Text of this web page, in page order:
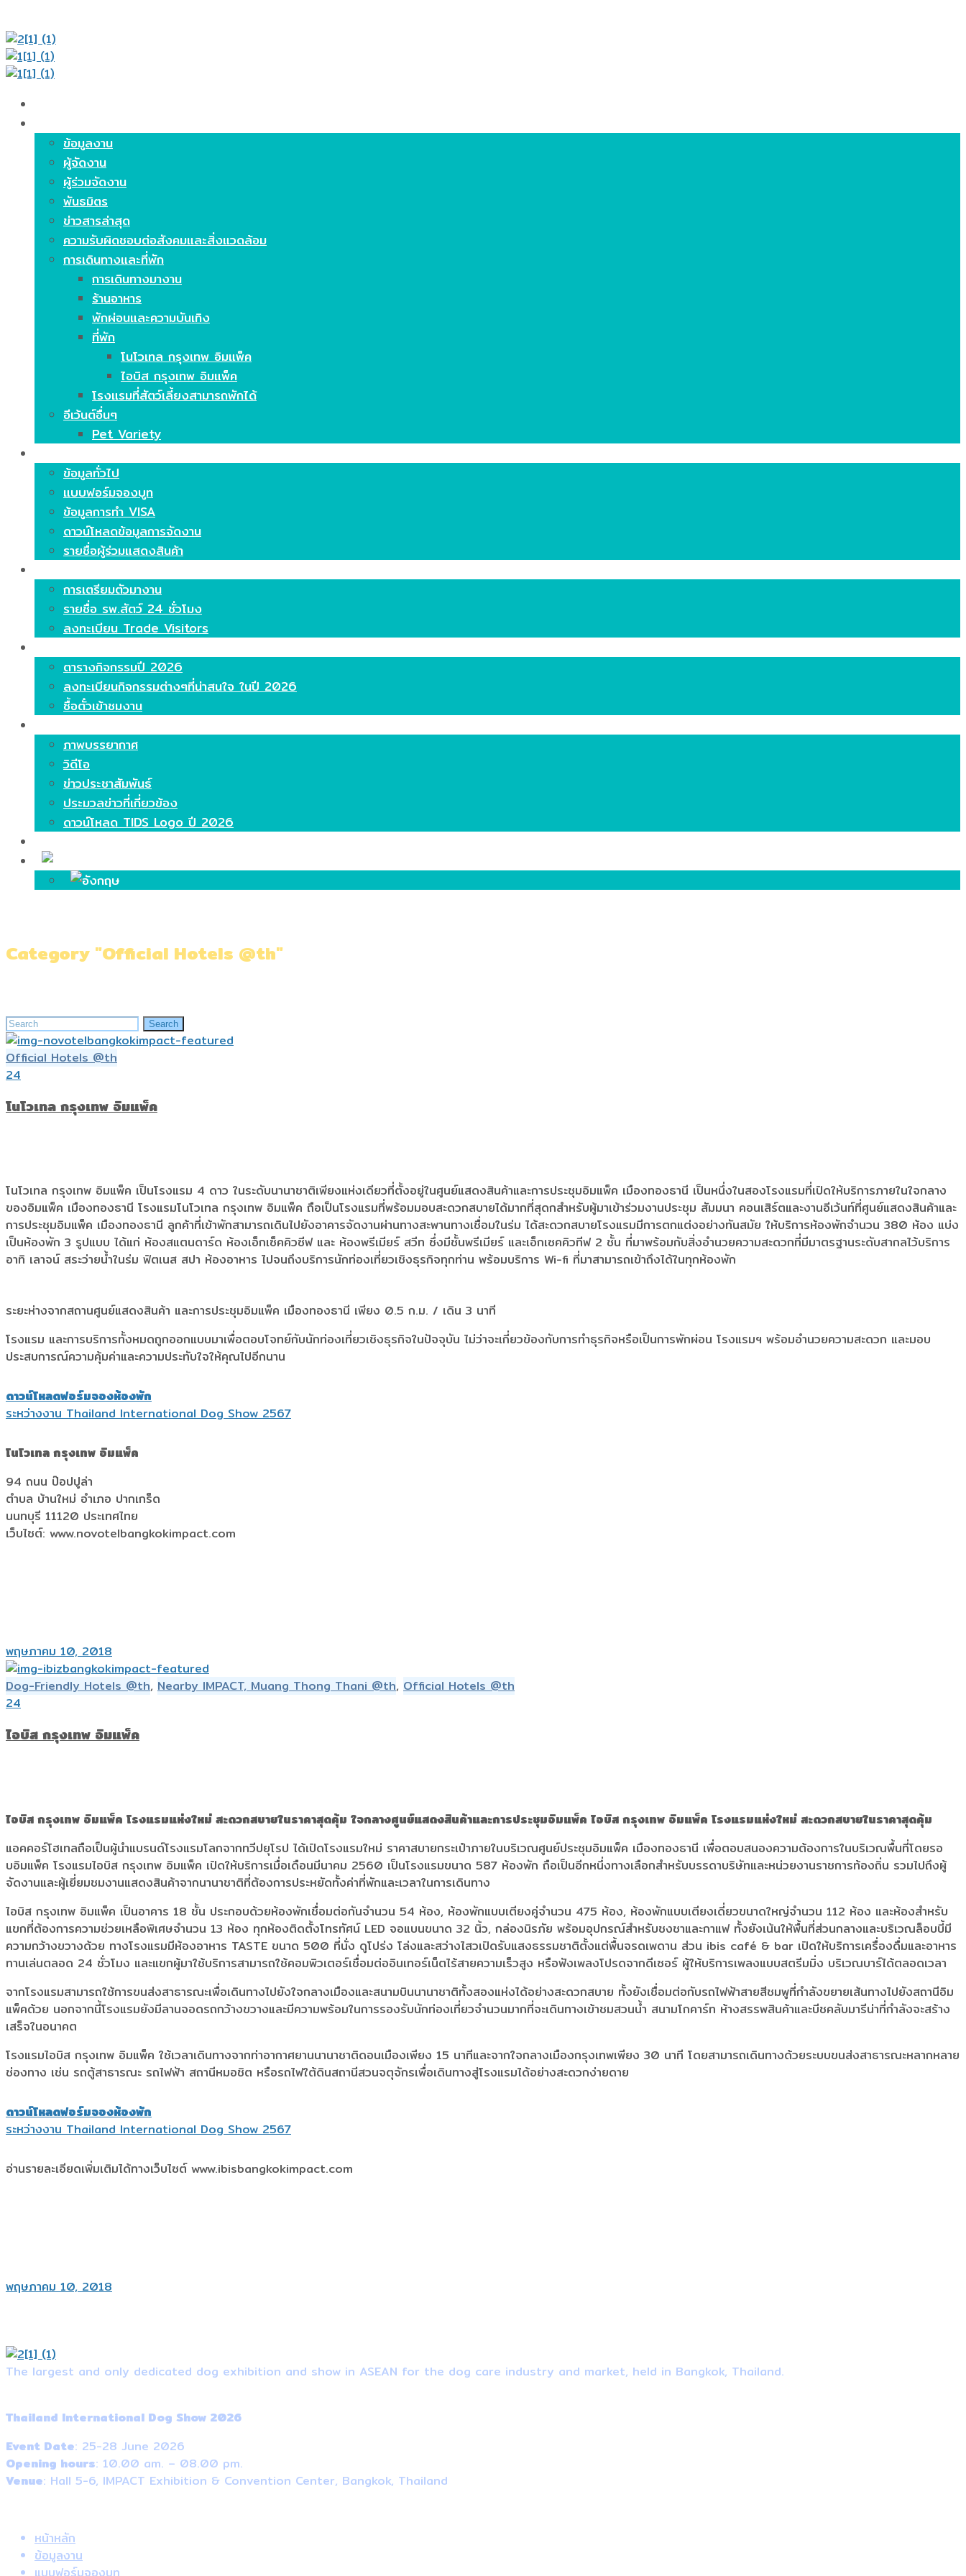
ข้อมูลงาน
ผู้จัดงาน
ผู้ร่วมจัดงาน
พันธมิตร
ข่าวสารล่าสุด
ความรับผิดชอบต่อสังคมและสิ่งแวดล้อม
การเดินทางและที่พัก
การเดินทางมางาน
ร้านอาหาร
พักผ่อนและความบันเทิง
ที่พัก
โนโวเทล กรุงเทพ อิมแพ็ค
ไอบิส กรุงเทพ อิมแพ็ค
โรงแรมที่สัตว์เลี้ยงสามารถพักได้
อีเว้นต์อื่นๆ
Pet Variety
ข้อมูลทั่วไป
แบบฟอร์มจองบูท
ข้อมูลการทำ VISA
ดาวน์โหลดข้อมูลการจัดงาน
รายชื่อผู้ร่วมแสดงสินค้า
การเตรียมตัวมางาน
รายชื่อ รพ.สัตว์ 24 ชั่วโมง
ลงทะเบียน Trade Visitors
ตารางกิจกรรมปี 2026
ลงทะเบียนกิจกรรมต่างๆที่น่าสนใจ ในปี 2026
ซื้อตั๋วเข้าชมงาน
ภาพบรรยากาศ
วิดีโอ
ข่าวประชาสัมพันธ์
ประมวลข่าวที่เกี่ยวข้อง
ดาวน์โหลด TIDS Logo ปี 2026
Category "Official Hotels @th"
Search
for:
Search
Official Hotels @th
24
โนโวเทล กรุงเทพ อิมแพ็ค
โนโวเทล กรุงเทพ อิมแพ็ค เป็นโรงแรม 4 ดาว ในระดับนานาชาติเพียงแห่งเดียวที่ตั้งอยู่ในศูนย์แสดงสินค้าและการประชุมอิมแพ็ค เมืองทองธานี เป็นหนึ่งในสองโรงแรมที่เปิดให้บริการภายในใจกลาง
ของอิมแพ็ค เมืองทองธานี โรงแรมโนโวเทล กรุงเทพ อิมแพ็ค ถือเป็นโรงแรมที่พร้อมมอบสะดวกสบายได้มากที่สุดกสำหรับผู้มาเข้าร่วมงานประชุม สัมมนา คอนเสิร์ตและงานอีเว้นท์ที่ศูนย์แสดงสินค้าและ
การประชุมอิมแพ็ค เมืองทองธานี ลูกค้าที่เข้าพักสามารถเดินไปยังอาคารจัดงานผ่านทางสะพานทางเชื่อมในร่ม ได้สะดวกสบายโรงแรมมีการตกแต่งอย่างทันสมัย ให้บริการห้องพักจำนวน 380 ห้อง แบ่ง
เป็นห้องพัก 3 รูปแบบ ได้แก่ ห้องสแตนดาร์ด ห้องเอ็กเซ็คคิวซีฟ และ ห้องพรีเมียร์ สวีท ซึ่งมีชั้นพรีเมียร์ และเอ็กเซคคิวทีฟ 2 ชั้น ที่มาพร้อมกับสิ่งอำนวยความสะดวกที่มีมาตรฐานระดับสากลไว้บริการ
อาทิ เลาจน์ สระว่ายน้ำในร่ม ฟิตเนส สปา ห้องอาหาร ไปจนถึงบริการนักท่องเที่ยวเชิงธุรกิจทุกท่าน พร้อมบริการ Wi-fi ที่มาสามารถเข้าถึงได้ในทุกห้องพัก
ระยะห่างจากสถานศูนย์แสดงสินค้า และการประชุมอิมแพ็ค เมืองทองธานี เพียง 0.5 ก.ม. / เดิน 3 นาที
โรงแรม และการบริการทั้งหมดถูกออกแบบมาเพื่อตอบโจทย์กับนักท่องเที่ยวเชิงธุรกิจในปัจจุบัน ไม่ว่าจะเกี่ยวข้องกับการทำธุรกิจหรือเป็นการพักผ่อน โรงแรมฯ พร้อมอำนวยความสะดวก และมอบ
ประสบการณ์ความคุ้มค่าและความประทับใจให้คุณไปอีกนาน
ดาวน์โหลดฟอร์มจองห้องพัก
ระหว่างงาน Thailand International Dog Show 2567
โนโวเทล กรุงเทพ อิมแพ็ค
94 ถนน ป๊อปปูล่า
ตำบล บ้านใหม่ อำเภอ ปากเกร็ด
นนทบุรี 11120 ประเทศไทย
เว็บไซต์: www.novotelbangkokimpact.com
พฤษภาคม 10, 2018
Dog-Friendly Hotels @th, Nearby IMPACT, Muang Thong Thani @th, Official Hotels @th
24
ไอบิส กรุงเทพ อิมแพ็ค
ไอบิส กรุงเทพ อิมแพ็ค โรงแรมแห่งใหม่ สะดวกสบายในราคาสุดคุ้ม ใจกลางศูนย์แสดงสินค้าและการประชุมอิมแพ็ค ไอบิส กรุงเทพ อิมแพ็ค โรงแรมแห่งใหม่ สะดวกสบายในราคาสุดคุ้ม
แอคคอร์โฮเทลถือเป็นผู้นำแบรนด์โรงแรมโลกจากทวีปยุโรป ได้เปิดโรงแรมใหม่ ราคาสบายกระเป๋าภายในบริเวณศูนย์ประชุมอิมแพ็ค เมืองทองธานี เพื่อตอบสนองความต้องการในบริเวณพื้นที่โดยรอ
บอิมแพ็ค โรงแรมไอบิส กรุงเทพ อิมแพ็ค เปิดให้บริการเมื่อเดือนมีนาคม 2560 เป็นโรงแรมขนาด 587 ห้องพัก ถือเป็นอีกหนึ่งทางเลือกสำหรับบรรดาบริษัทและหน่วยงานราชการท้องถิ่น รวมไปถึงผู้
จัดงานและผู้เยี่ยมชมงานแสดงสินค้าจากนานาชาติที่ต้องการประหยัดทั้งค่าที่พักและเวลาในการเดินทาง
ไอบิส กรุงเทพ อิมแพ็ค เป็นอาคาร 18 ชั้น ประกอบด้วยห้องพักเชื่อมต่อกันจำนวน 54 ห้อง, ห้องพักแบบเตียงคู่จำนวน 475 ห้อง, ห้องพักแบบเตียงเดี่ยวขนาดใหญ่จำนวน 112 ห้อง และห้องสำหรับ
แขกที่ต้องการความช่วยเหลือพิเศษจำนวน 13 ห้อง ทุกห้องติดตั้งโทรทัศน์ LED จอแบนขนาด 32 นิ้ว, กล่องนิรภัย พร้อมอุปกรณ์สำหรับชงชาและกาแฟ ทั้งยังเน้นให้พื้นที่ส่วนกลางและบริเวณล็อบบี้มี
ความกว้างขวางด้วย ทางโรงแรมมีห้องอาหาร TASTE ขนาด 500 ที่นั่ง ดูโปร่ง โล่งและสว่างไสวเปิดรับแสงธรรมชาติตั้งแต่พื้นจรดเพดาน ส่วน ibis café & bar เปิดให้บริการเครื่องดื่มและอาหาร
ทานเล่นตลอด 24 ชั่วโมง และแขกผู้มาใช้บริการสามารถใช้คอมพิวเตอร์เชื่อมต่ออินเทอร์เน็ตไร้สายความเร็วสูง หรือฟังเพลงโปรดจากดีเซอร์ ผู้ให้บริการเพลงแบบสตรีมมิ่ง บริเวณบาร์ได้ตลอดเวลา
จากโรงแรมสามารถใช้การขนส่งสาธารณะเพื่อเดินทางไปยังใจกลางเมืองและสนามบินนานาชาติทั้งสองแห่งได้อย่างสะดวกสบาย ทั้งยังเชื่อมต่อกับรถไฟฟ้าสายสีชมพูที่กำลังขยายเส้นทางไปยังสถานีอิม
แพ็คด้วย นอกจากนี้โรงแรมยังมีลานจอดรถกว้างขวางและมีความพร้อมในการรองรับนักท่องเที่ยวจำนวนมากที่จะเดินทางเข้าชมสวนน้ำ สนามโกคาร์ท ห้างสรรพสินค้าและบีชคลับมารีน่าที่กำลังจะสร้าง
เสร็จในอนาคต
โรงแรมไอบิส กรุงเทพ อิมแพ็ค ใช้เวลาเดินทางจากท่าอากาศยานนานาชาติดอนเมืองเพียง 15 นาทีและจากใจกลางเมืองกรุงเทพเพียง 30 นาที โดยสามารถเดินทางด้วยระบบขนส่งสาธารณะหลากหลาย
ช่องทาง เช่น รถตู้สาธารณะ รถไฟฟ้า สถานีหมอชิต หรือรถไฟใต้ดินสถานีสวนจตุจักรเพื่อเดินทางสู่โรงแรมได้อย่างสะดวกง่ายดาย
ดาวน์โหลดฟอร์มจองห้องพัก
ระหว่างงาน Thailand International Dog Show 2567
อ่านรายละเอียดเพิ่มเติมได้ทางเว็บไซต์ www.ibisbangkokimpact.com
พฤษภาคม 10, 2018
The largest and only dedicated dog exhibition and show in ASEAN for the dog care industry and market, held in Bangkok, Thailand.
Thailand International Dog Show 2026
Event Date: 25-28 June 2026
Opening hours: 10.00 am. – 08.00 pm.
Venue: Hall 5-6, IMPACT Exhibition & Convention Center, Bangkok, Thailand
หน้าหลัก
ข้อมูลงาน